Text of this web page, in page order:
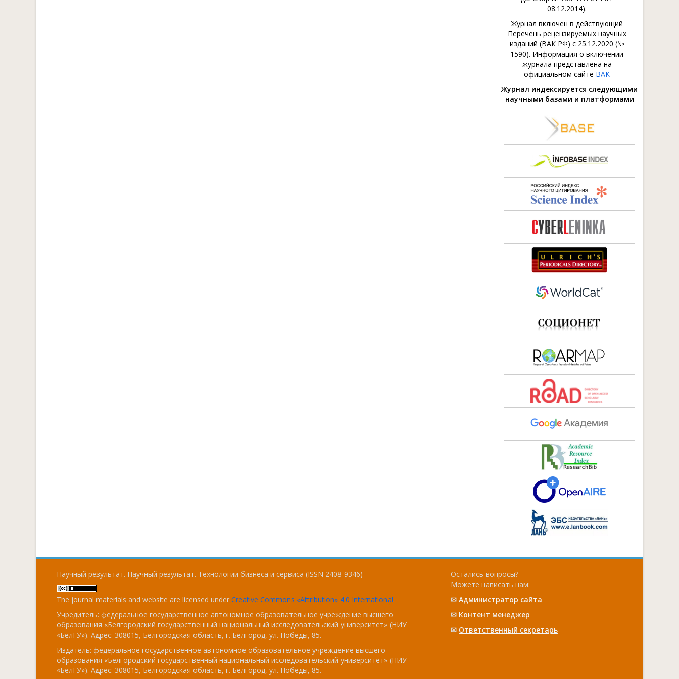
08.12.2014).
Журнал включен в действующий
Перечень рецензируемых научных
изданий (ВАК РФ) с 25.12.2020 (№
1590). Информация о включении
журнала представлена на
официальном сайте ВАК
Журнал индексируется следующими
научными базами и платформами
Научный результат. Научный результат. Технологии бизнеса и сервиса (ISSN 2408-9346)
The journal materials and website are licensed under Creative Commons «Attribution» 4.0 International.
Учредитель: федеральное государственное автономное образовательное учреждение высшего
образования «Белгородский государственный национальный исследовательский университет» (НИУ
«БелГУ»). Адрес: 308015, Белгородская область, г. Белгород, ул. Победы, 85.
Издатель: федеральное государственное автономное образовательное учреждение высшего
образования «Белгородский государственный национальный исследовательский университет» (НИУ
«БелГУ»). Адрес: 308015, Белгородская область, г. Белгород, ул. Победы, 85.
Остались вопросы?
Можете написать нам:
✉ Администратор сайта
✉ Контент менеджер
✉ Ответственный cекретарь